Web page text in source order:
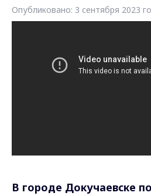
Опубликовано: 3 сентября 2023
В городе Докучаевске